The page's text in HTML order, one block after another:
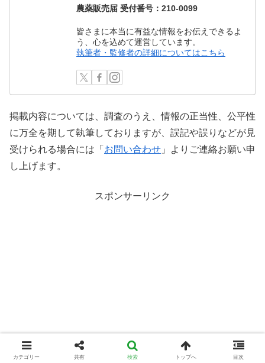
農薬販売届 受付番号：210-0099
皆さまに本当に有益な情報をお伝えできるよ
う、心を込めて運営しています。
執筆者・監修者の詳細についてはこちら
掲載内容については、調査のうえ、情報の正当性、公平性
に万全を期して執筆しておりますが、誤記や誤りなどが見
受けられる場合には「 お問い合わせ 」よりご連絡お願い申
し上げます。
スポンサーリンク
カテゴリー 共有 検索 トップへ 目次